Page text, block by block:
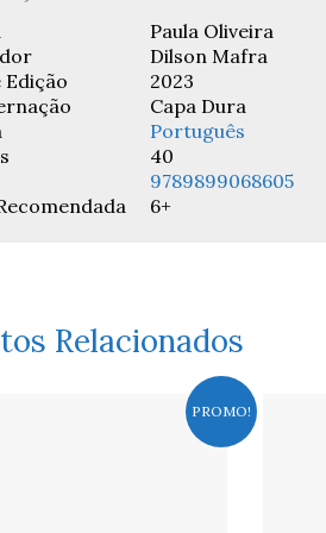
Paula Oliveira
Dilson Mafra
Edição
2023
Capa Dura
Português
40
9789899068605
6+
Relacionados
PROMO!